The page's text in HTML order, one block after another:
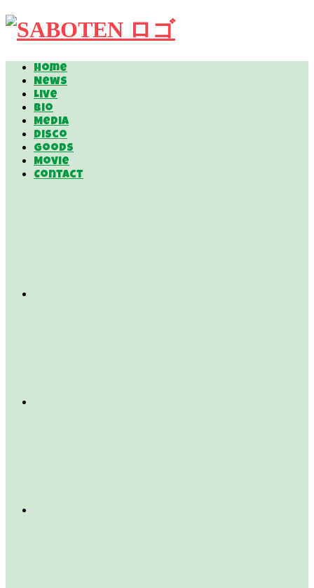
Home
News
Live
Bio
Media
Disco
Goods
Movie
Contact